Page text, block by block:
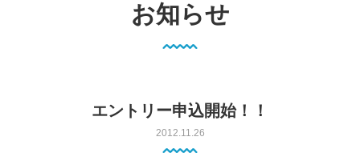
お知らせ
エントリー申込開始！！
2012.11.26